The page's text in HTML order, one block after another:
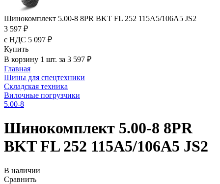
Шинокомплект 5.00-8 8PR BKT FL 252 115A5/106A5 JS2
3 597 ₽
с НДС 5 097 ₽
Купить
В корзину 1 шт. за 3 597 ₽
Главная
Шины для спецтехники
Складская техника
Вилочные погрузчики
5.00-8
Шинокомплект 5.00-8 8PR
BKT FL 252 115A5/106A5 JS2
В наличии
Сравнить